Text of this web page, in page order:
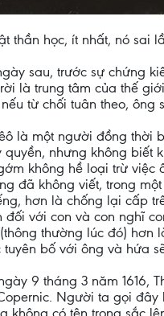
thần học, ít nhất, nó sai
sau, trước sự chứng
là trung tâm của thế
từ chối tuân theo, ông
là một người đồng thời
quyền, nhưng không biết
không hề loại trừ việc
đã không viết, trong
hơn là chống lại cấp
đối với con và con nghĩ
thường lúc đó) hơn
bố với ông và hứa
9 tháng 3 năm 1616,
Người ta gọi